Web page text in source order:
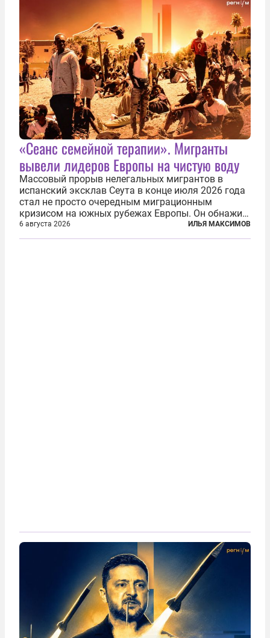
«Сеанс семейной терапии». Мигранты
вывели лидеров Европы на чистую воду
Массовый прорыв нелегальных мигрантов в
испанский эксклав Сеута в конце июля 2026 года
стал не просто очередным миграционным
кризисом на южных рубежах Европы. Он обнажил
фундаментальный раскол внутри Евросоюза,
продемонстрировав, что десятилетиями
6 августа 2026 ИЛЬЯ МАКСИМОВ